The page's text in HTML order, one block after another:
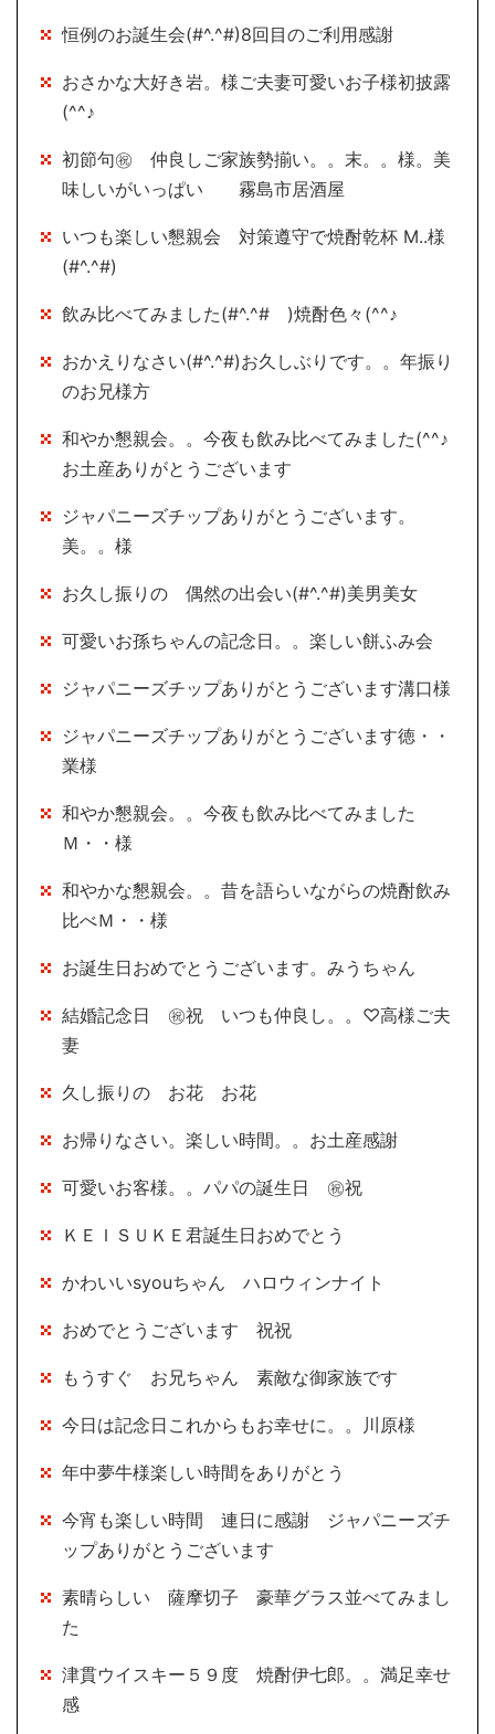
恒例のお誕生会(#^.^#)8回目のご利用感謝
おさかな大好き岩。様ご夫妻可愛いお子様初披露
(^^♪
初節句㊗ 仲良しご家族勢揃い。。末。。様。美
味しいがいっぱい 霧島市居酒屋
いつも楽しい懇親会 対策遵守で焼酎乾杯 M..様
(#^.^#)
飲み比べてみました(#^.^# )焼酎色々(^^♪
おかえりなさい(#^.^#)お久しぶりです。。年振り
のお兄様方
和やか懇親会。。今夜も飲み比べてみました(^^♪
お土産ありがとうございます
ジャパニーズチップありがとうございます。
美。。様
お久し振りの 偶然の出会い(#^.^#)美男美女
可愛いお孫ちゃんの記念日。。楽しい餅ふみ会
ジャパニーズチップありがとうございます溝口様
ジャパニーズチップありがとうございます徳・・
業様
和やか懇親会。。今夜も飲み比べてみました
Ｍ・・様
和やかな懇親会。。昔を語らいながらの焼酎飲み
比べＭ・・様
お誕生日おめでとうございます。みうちゃん
結婚記念日 ㊗祝 いつも仲良し。。♡高様ご夫
妻
久し振りの お花 お花
お帰りなさい。楽しい時間。。お土産感謝
可愛いお客様。。パパの誕生日 ㊗祝
ＫＥＩＳＵＫＥ君誕生日おめでとう
かわいいsyouちゃん ハロウィンナイト
おめでとうございます 祝祝
もうすぐ お兄ちゃん 素敵な御家族です
今日は記念日これからもお幸せに。。川原様
年中夢牛様楽しい時間をありがとう
今宵も楽しい時間 連日に感謝 ジャパニーズチ
ップありがとうございます
素晴らしい 薩摩切子 豪華グラス並べてみまし
た
津貫ウイスキー５９度 焼酎伊七郎。。満足幸せ
感